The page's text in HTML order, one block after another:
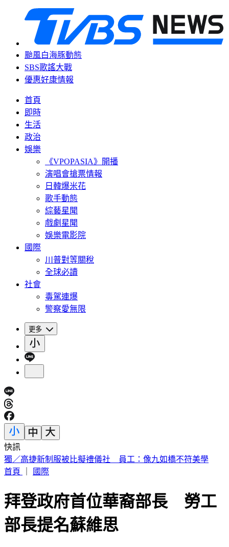
颱風白海豚動態
SBS歌謠大戰
優惠好康情報
首頁
即時
生活
政治
娛樂
《VPOPASIA》開播
演唱會搶票情報
日韓爆米花
歌手動態
綜藝星聞
戲劇星聞
娛樂電影院
國際
川普對等關稅
全球必讀
社會
毒駕連爆
警察愛無限
更多
快訊
富婆砸錢當女主「強加60場吻戲」 男星崩潰發聲：往我嘴裡
伸舌頭
拜登政府首位華裔部長 勞工
部長提名蘇維思